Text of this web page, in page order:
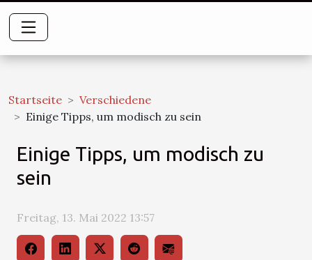
Startseite
Verschiedene
Einige Tipps, um modisch zu sein
Einige Tipps, um modisch zu
sein
Freitag, 13. Mai 2022 13:57